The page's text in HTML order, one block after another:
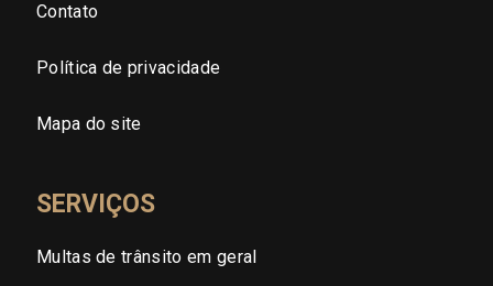
Contato
Política de privacidade
Mapa do site
SERVIÇOS
Multas de trânsito em geral